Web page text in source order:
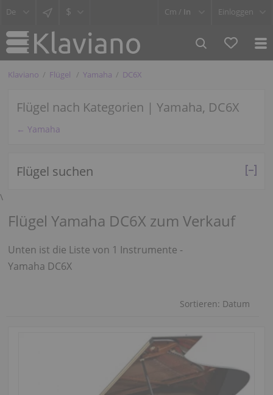
$ Cm / In Einloggen
Klaviano Flügel Yamaha DC6X
Flügel nach Kategorien | Yamaha, DC6X
← Yamaha
Flügel suchen
\
Flügel Yamaha DC6X zum Verkauf
Unten ist die Liste von 1 Instrumente -
Yamaha DC6X
Sortieren: Datum